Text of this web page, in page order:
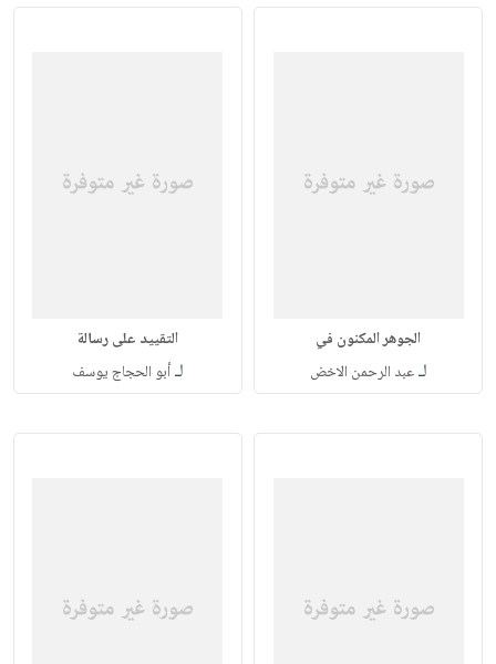
الجوهر المكنون في
لـعبد الرحمن الاخض
التقييد على رسالة
لـأبو الحجاج يوسف